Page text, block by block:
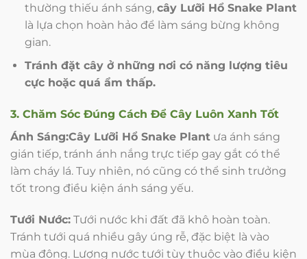
thường thiếu ánh sáng, cây Lưỡi Hổ Snake Plant
là lựa chọn hoàn hảo để làm sáng bừng không
gian.
Tránh đặt cây ở những nơi có năng lượng tiêu
cực hoặc quá ẩm thấp.
3. Chăm Sóc Đúng Cách Để Cây Luôn Xanh Tốt
Ánh Sáng:Cây Lưỡi Hổ Snake Plant ưa ánh sáng
gián tiếp, tránh ánh nắng trực tiếp gay gắt có thể
làm cháy lá. Tuy nhiên, nó cũng có thể sinh trưởng
tốt trong điều kiện ánh sáng yếu.
Tưới Nước: Tưới nước khi đất đã khô hoàn toàn.
Tránh tưới quá nhiều gây úng rễ, đặc biệt là vào
mùa đông. Lượng nước tưới tùy thuộc vào điều kiện